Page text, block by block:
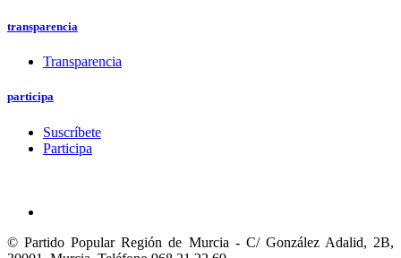
transparencia
Transparencia
participa
Suscríbete
Participa
© Partido Popular Región de Murcia - C/ González Adalid, 2B,